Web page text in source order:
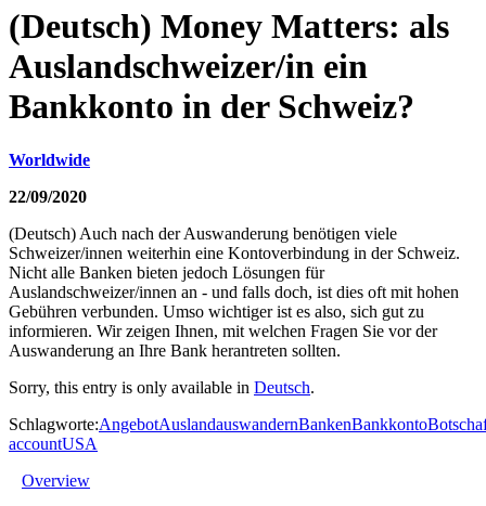
(Deutsch) Money Matters: als
Auslandschweizer/in ein
Bankkonto in der Schweiz?
Worldwide
22/09/2020
(Deutsch) Auch nach der Auswanderung benötigen viele
Schweizer/innen weiterhin eine Kontoverbindung in der Schweiz.
Nicht alle Banken bieten jedoch Lösungen für
Auslandschweizer/innen an - und falls doch, ist dies oft mit hohen
Gebühren verbunden. Umso wichtiger ist es also, sich gut zu
informieren. Wir zeigen Ihnen, mit welchen Fragen Sie vor der
Auswanderung an Ihre Bank herantreten sollten.
Sorry, this entry is only available in Deutsch.
Schlagworte:AngebotAuslandauswandernBankenBankkonto
accountUSA
Overview